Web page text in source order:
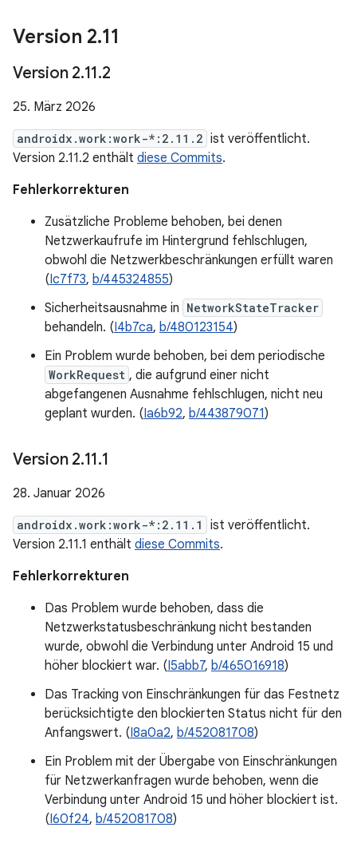
Version 2.11
Version 2.11.2
25. März 2026
androidx.work:work-*:2.11.2 ist veröffentlicht.
Version 2.11.2 enthält diese Commits.
Fehlerkorrekturen
Zusätzliche Probleme behoben, bei denen
Netzwerkaufrufe im Hintergrund fehlschlugen,
obwohl die Netzwerkbeschränkungen erfüllt waren
(Ic7f73, b/445324855)
Sicherheitsausnahme in NetworkStateTracker
behandeln. (I4b7ca, b/480123154)
Ein Problem wurde behoben, bei dem periodische
WorkRequest , die aufgrund einer nicht
abgefangenen Ausnahme fehlschlugen, nicht neu
geplant wurden. (Ia6b92, b/443879071)
Version 2.11.1
28. Januar 2026
androidx.work:work-*:2.11.1
ist veröffentlicht.
Version 2.11.1 enthält diese Commits.
Fehlerkorrekturen
Das Problem wurde behoben, dass die
Netzwerkstatusbeschränkung nicht bestanden
wurde, obwohl die Verbindung unter Android 15 und
höher blockiert war. (I5abb7, b/465016918)
Das Tracking von Einschränkungen für das Festnetz
berücksichtigte den blockierten Status nicht für den
Anfangswert. (I8a0a2, b/452081708)
Ein Problem mit der Übergabe von Einschränkungen
für Netzwerkanfragen wurde behoben, wenn die
Verbindung unter Android 15 und höher blockiert ist.
(I60f24, b/452081708)